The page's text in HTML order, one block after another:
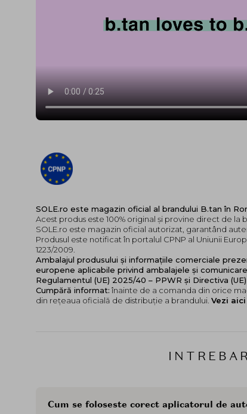
SOLE.ro este magazin oficial al brandului B.tan în
Acest produs este 100% original și provine direct de la
SOLE.ro este magazin oficial autorizat, garantând
Produsul este notificat în portalul CPNP al Uniunii
1223/2009.
Ambalajul produsului și informațiile comerciale
europene aplicabile privind ambalajele și
Regulamentul (UE) 2025/40 – PPWR și Directiva
Cumpără informat: înainte de a comanda din orice
din rețeaua oficială de distribuție a brandului. Vezi
Cum se foloseste corect aplicatorul de